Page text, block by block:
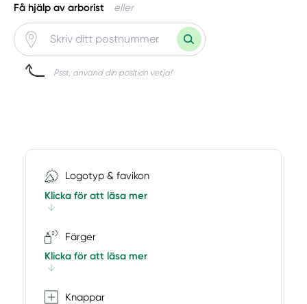
Få hjälp av arborist eller
Psst, använd din position vetja!
Logotyp & favikon
Klicka för att läsa mer
Färger
Klicka för att läsa mer
Knappar